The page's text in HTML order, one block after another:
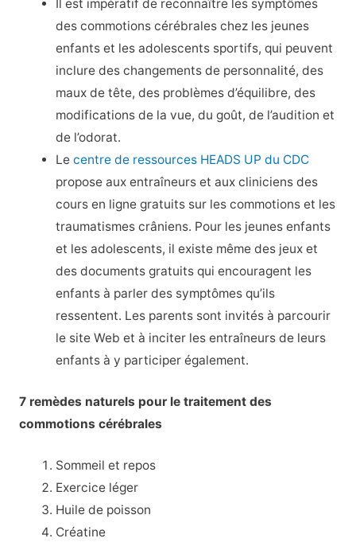
Il est impératif de reconnaître les symptômes
des commotions cérébrales chez les jeunes
enfants et les adolescents sportifs, qui peuvent
inclure des changements de personnalité, des
maux de tête, des problèmes d’équilibre, des
modifications de la vue, du goût, de l’audition et
de l’odorat.
Lecentre de ressources HEADS UP du CDC
propose aux entraîneurs et aux cliniciens des
cours en ligne gratuits sur les commotions et les
traumatismes crâniens. Pour les jeunes enfants
et les adolescents, il existe même des jeux et
des documents gratuits qui encouragent les
enfants à parler des symptômes qu’ils
ressentent. Les parents sont invités à parcourir
le site Web et à inciter les entraîneurs de leurs
enfants à y participer également.
7 remèdes naturels pour le traitement des
commotions cérébrales
Sommeil et repos
Exercice léger
Huile de poisson
Créatine